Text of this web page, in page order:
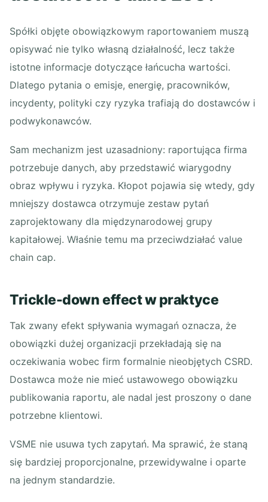
Spółki objęte obowiązkowym raportowaniem muszą
opisywać nie tylko własną działalność, lecz także
istotne informacje dotyczące łańcucha wartości.
Dlatego pytania o emisje, energię, pracowników,
incydenty, polityki czy ryzyka trafiają do dostawców i
podwykonawców.
Sam mechanizm jest uzasadniony: raportująca firma
potrzebuje danych, aby przedstawić wiarygodny
obraz wpływu i ryzyka. Kłopot pojawia się wtedy, gdy
mniejszy dostawca otrzymuje zestaw pytań
zaprojektowany dla międzynarodowej grupy
kapitałowej. Właśnie temu ma przeciwdziałać value
chain cap.
Trickle-down effect w praktyce
Tak zwany efekt spływania wymagań oznacza, że
obowiązki dużej organizacji przekładają się na
oczekiwania wobec firm formalnie nieobjętych CSRD.
Dostawca może nie mieć ustawowego obowiązku
publikowania raportu, ale nadal jest proszony o dane
potrzebne klientowi.
VSME nie usuwa tych zapytań. Ma sprawić, że staną
się bardziej proporcjonalne, przewidywalne i oparte
na jednym standardzie.